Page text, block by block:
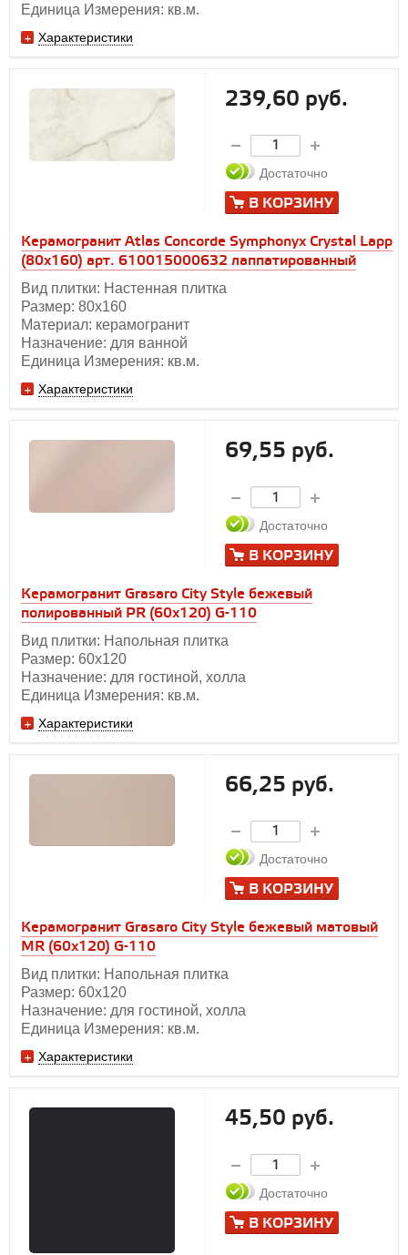
Единица Измерения: кв.м.
Характеристики
Керамогранит Atlas Concorde Symphonyx Crystal Lapp
(80x160) арт. 610015000632 лаппатированный
Вид плитки: Настенная плитка
Размер: 80x160
Материал: керамогранит
Назначение: для ванной
Единица Измерения: кв.м.
Характеристики
239,60 руб.
Достаточно
В КОРЗИНУ
Керамогранит Grasaro City Style бежевый
полированный PR (60х120) G-110
Вид плитки: Напольная плитка
Размер: 60х120
Назначение: для гостиной, холла
Единица Измерения: кв.м.
Характеристики
69,55 руб.
Достаточно
В КОРЗИНУ
Керамогранит Grasaro City Style бежевый матовый
MR (60х120) G-110
Вид плитки: Напольная плитка
Размер: 60х120
Назначение: для гостиной, холла
Единица Измерения: кв.м.
Характеристики
66,25 руб.
Достаточно
В КОРЗИНУ
45,50 руб.
Достаточно
В КОРЗИНУ